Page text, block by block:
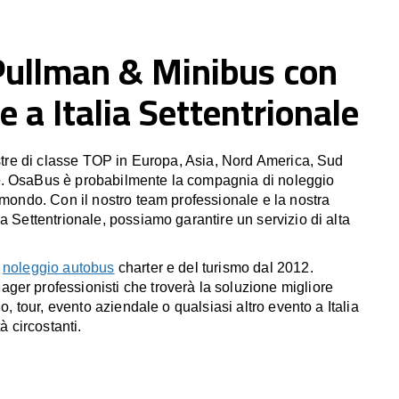
& Minibus con
a Italia Settentrionale
di classe TOP in Europa, Asia, Nord America, Sud
OsaBus è probabilmente la compagnia di noleggio
Con il nostro team professionale e la nostra
Settentrionale, possiamo garantire un servizio di alta
noleggio autobus charter e del turismo dal 2012.
professionisti che troverà la soluzione migliore
tour, evento aziendale o qualsiasi altro evento a Italia
circostanti.